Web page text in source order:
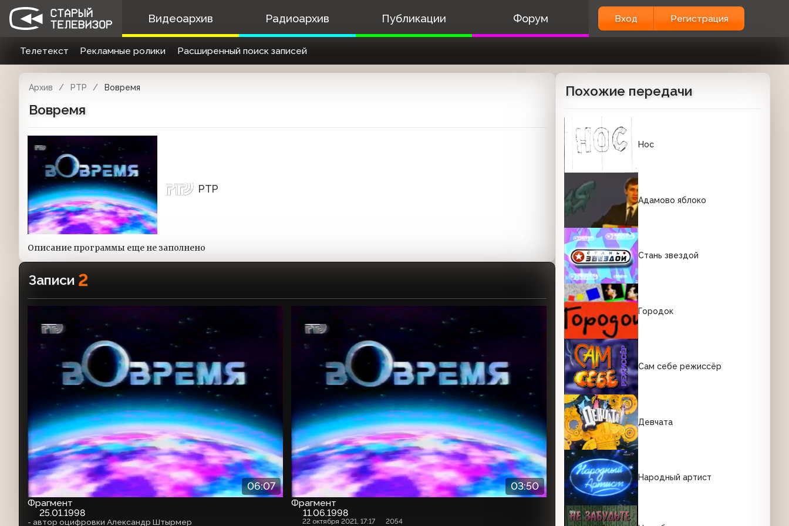
Видеоархив Радиоархив Публикации Форум Вход Регистрация
Телетекст Рекламные ролики Расширенный поиск записей
Архив РТР Вовремя
Вовремя
РТР
Описание программы еще не заполнено
Записи 2
06:07
Фрагмент
25.01.1998
- автор оцифровки Александр Штырмер
03:50
Фрагмент
11.06.1998
22 октября 2021, 17:17 2054
Похожие передачи
Нос
Адамово яблоко
Стань звездой
Городок
Сам себе режиссёр
Девчата
Народный артист